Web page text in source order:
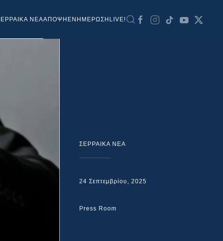
ΝΕΑΑΠΟΨΗ ΕΝΗΜΕΡΩΣΗ LIVE!
ΣΕΡΡΑΙΚΑ ΝΕΑ
24 Σεπτεμβρίου, 2025
Press Room